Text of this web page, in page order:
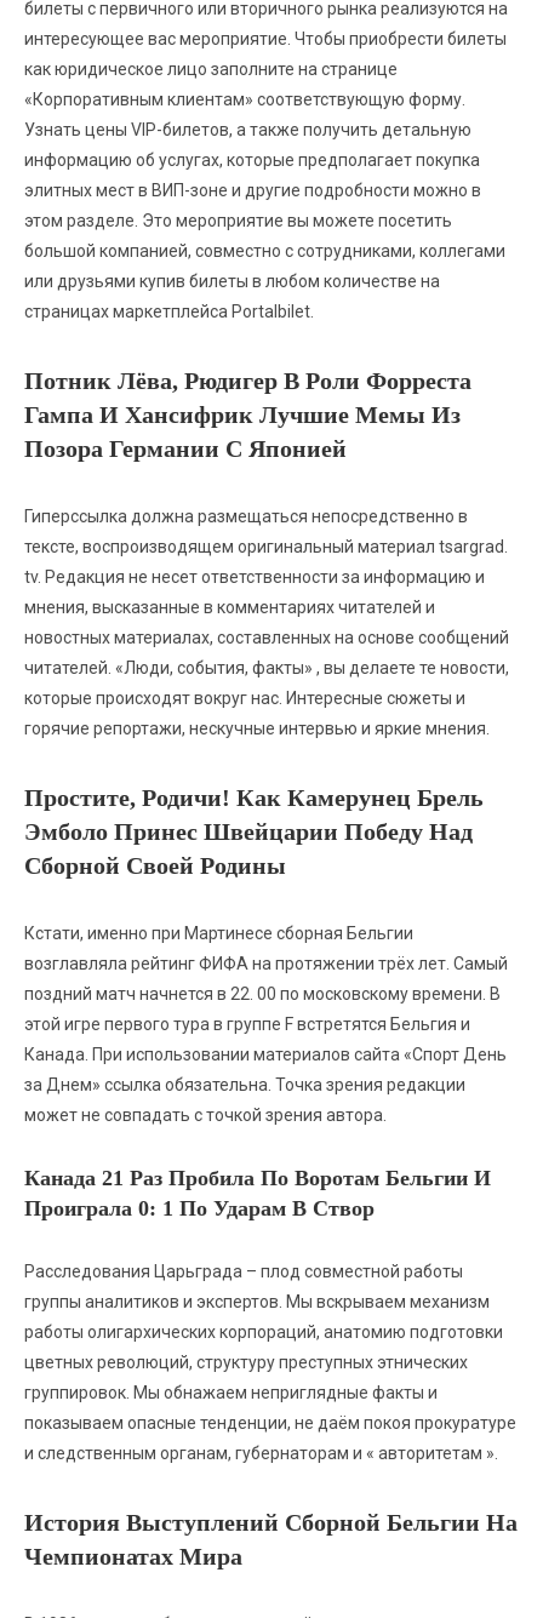
билеты с первичного или вторичного рынка реализуются на
интересующее вас мероприятие. Чтобы приобрести билеты
как юридическое лицо заполните на странице
«Корпоративным клиентам» соответствующую форму.
Узнать цены VIP-билетов, а также получить детальную
информацию об услугах, которые предполагает покупка
элитных мест в ВИП-зоне и другие подробности можно в
этом разделе. Это мероприятие вы можете посетить
большой компанией, совместно с сотрудниками, коллегами
или друзьями купив билеты в любом количестве на
страницах маркетплейса Portalbilet.
Потник Лёва, Рюдигер В Роли Форреста
Гампа И Хансифрик Лучшие Мемы Из
Позора Германии С Японией
Гиперссылка должна размещаться непосредственно в
тексте, воспроизводящем оригинальный материал tsargrad.
tv. Редакция не несет ответственности за информацию и
мнения, высказанные в комментариях читателей и
новостных материалах, составленных на основе сообщений
читателей. «Люди, события, факты» , вы делаете те новости,
которые происходят вокруг нас. Интересные сюжеты и
горячие репортажи, нескучные интервью и яркие мнения.
Простите, Родичи! Как Камерунец Брель
Эмболо Принес Швейцарии Победу Над
Сборной Своей Родины
Кстати, именно при Мартинесе сборная Бельгии
возглавляла рейтинг ФИФА на протяжении трёх лет. Самый
поздний матч начнется в 22. 00 по московскому времени. В
этой игре первого тура в группе F встретятся Бельгия и
Канада. При использовании материалов сайта «Спорт День
за Днем» ссылка обязательна. Точка зрения редакции
может не совпадать с точкой зрения автора.
Канада 21 Раз Пробила По Воротам Бельгии И
Проиграла 0: 1 По Ударам В Створ
Расследования Царьграда – плод совместной работы
группы аналитиков и экспертов. Мы вскрываем механизм
работы олигархических корпораций, анатомию подготовки
цветных революций, структуру преступных этнических
группировок. Мы обнажаем неприглядные факты и
показываем опасные тенденции, не даём покоя прокуратуре
и следственным органам, губернаторам и « авторитетам ».
История Выступлений Сборной Бельгии На
Чемпионатах Мира